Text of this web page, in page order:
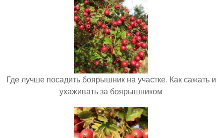
Где лучше посадить боярышник на участке. Как сажать и
ухаживать за боярышником